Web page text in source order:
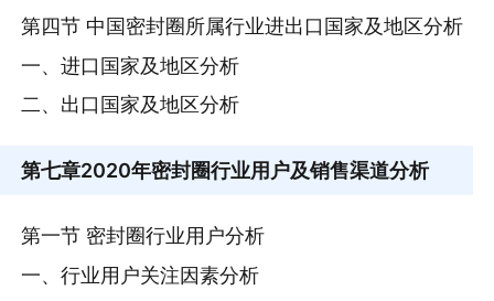
第四节 中国密封圈所属行业进出口国家及地区分析
一、进口国家及地区分析
二、出口国家及地区分析
第七章2020年密封圈行业用户及销售渠道分析
第一节 密封圈行业用户分析
一、行业用户关注因素分析